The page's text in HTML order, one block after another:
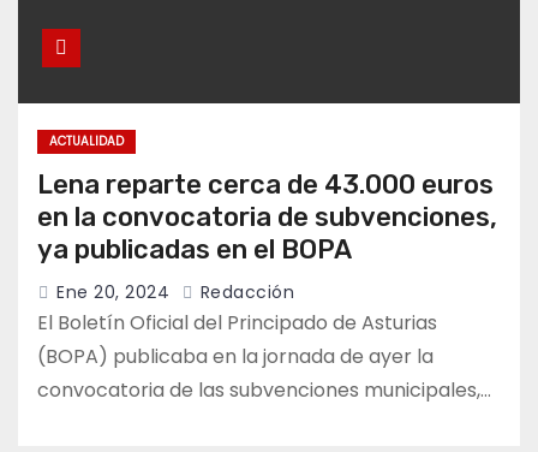
ACTUALIDAD
Lena reparte cerca de 43.000 euros
en la convocatoria de subvenciones,
ya publicadas en el BOPA
Ene 20, 2024 Redacción
El Boletín Oficial del Principado de Asturias
(BOPA) publicaba en la jornada de ayer la
convocatoria de las subvenciones municipales,…